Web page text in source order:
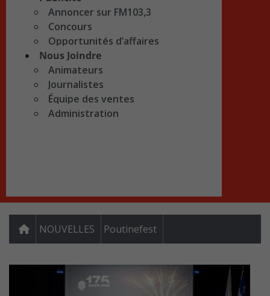
Annoncer sur FM103,3
Concours
Opportunités d’affaires
Nous Joindre
Animateurs
Journalistes
Équipe des ventes
Administration
NOUVELLES Poutinefest